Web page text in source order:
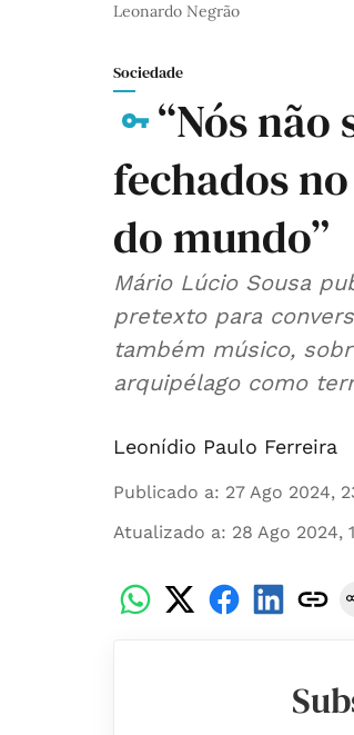
Leonardo Negrão
Sociedade
“Nós
fechados
do mundo”
Mário Lúcio Sousa
pretexto para
também músico,
arquipélago como
Leonídio Paulo Ferreira
Publicado a: 27 Ago 2024,
Atualizado a: 28 Ago 2024,